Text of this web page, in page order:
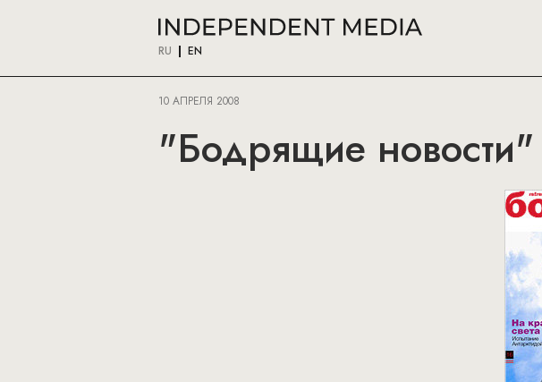
RU EN
10 АПРЕЛЯ 2008
"Бодрящие новости"